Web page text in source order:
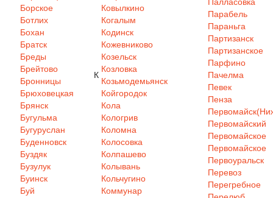
Борское
Ботлих
Бохан
Братск
Бреды
Брейтово
Бронницы
Брюховецкая
Брянск
Бугульма
Бугуруслан
Буденновск
Буздяк
Бузулук
Буинск
Буй
К
Ковылкино
Когалым
Кодинск
Кожевниково
Козельск
Козловка
Козьмодемьянск
Койгородок
Кола
Кологрив
Коломна
Колосовка
Колпашево
Колывань
Кольчугино
Коммунар
Парабель
Параньга
Партизанск
Партизанское
Парфино
Пачелма
Певек
Пенза
Первомайский
Первомайское
Первомайское
Первоуральск
Перевоз
Перегребное